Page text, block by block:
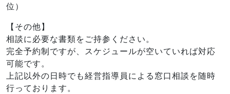
位）
【その他】
相談に必要な書類をご持参ください。
完全予約制ですが、スケジュールが空いていれば対応
可能です。
上記以外の日時でも経営指導員による窓口相談を随時
行っております。